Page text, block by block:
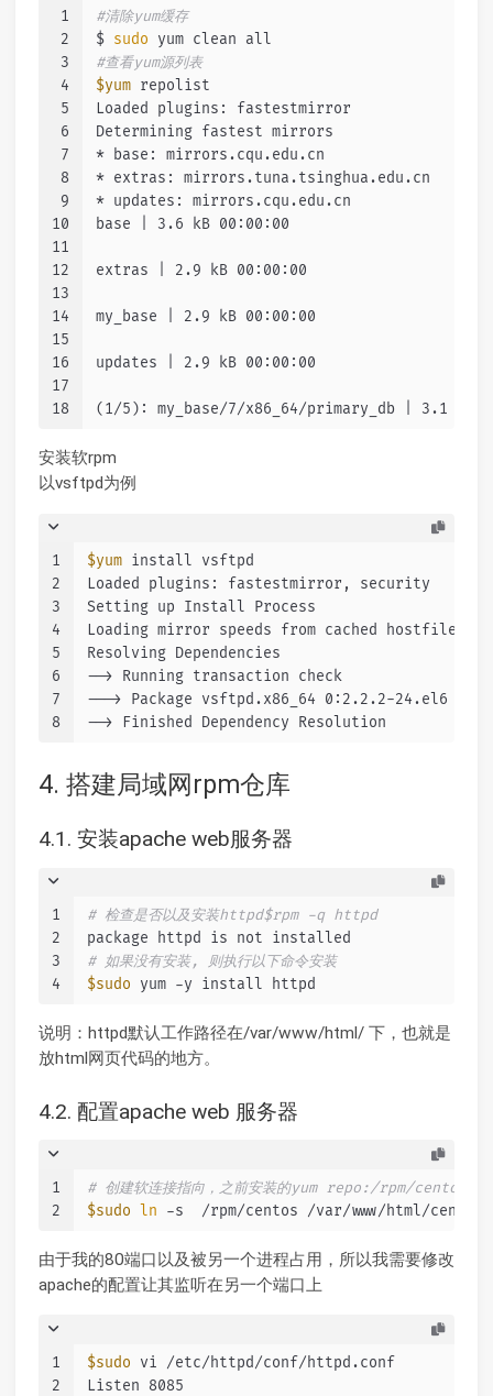
1
2
3
4
5
6
7
8
9
10
11
12
13
14
15
16
17
18
#清除yum缓存
$ sudo yum clean all
#查看yum源列表
$yum repolist
Loaded plugins: fastestmirror
Determining fastest mirrors
* base: mirrors.cqu.edu.cn
* extras: mirrors.tuna.tsinghua.edu.cn
* updates: mirrors.cqu.edu.cn
base | 3.6 kB 00:00:00
extras | 2.9 kB 00:00:00
my_base | 2.9 kB 00:00:00
updates | 2.9 kB 00:00:00
(1/5): my_base/7/x86_64/primary_db | 3.1 kB
安装软rpm
以vsftpd为例
1
2
3
4
5
6
7
8
$yum install vsftpd
Loaded plugins: fastestmirror, security
Setting up Install Process
Loading mirror speeds from cached hostfile
Resolving Dependencies
--> Running transaction check
---> Package vsftpd.x86_64 0:2.2.2-24.el6
--> Finished Dependency Resolution
4. 搭建局域网rpm仓库
4.1. 安装apache web服务器
1
2
3
4
# 检查是否以及安装httpd$rpm -q httpd
package httpd is not installed
# 如果没有安装, 则执行以下命令安装
$sudo yum -y install httpd
说明：httpd默认工作路径在/var/www/html/ 下，也就是
放html网页代码的地方。
4.2. 配置apache web 服务器
1
2
# 创建软连接指向，之前安装的yum repo:/rpm/centos
$sudo
ln -s  /rpm/centos /var/www/html/centos
由于我的80端口以及被另一个进程占用，所以我需要修改
apache的配置让其监听在另一个端口上
1
2
$sudo vi /etc/httpd/conf/httpd.conf
Listen 8085